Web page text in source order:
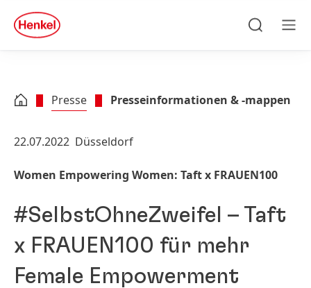
Zu Footer springen
quick
search
Presse Presseinformationen & -mappen
22.07.2022 Düsseldorf
Women Empowering Women: Taft x FRAUEN100
#SelbstOhneZweifel – Taft
x FRAUEN100 für mehr
Female Empowerment